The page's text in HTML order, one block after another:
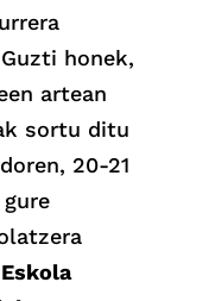
honek,
artean
sortu ditu
20-21